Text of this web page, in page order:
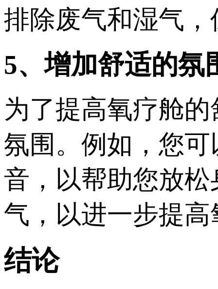
排除废气和湿气
5、增加舒适的氛
为了提高氧疗舱
氛围。例如，您
音，以帮助您放
气，以进一步提
结论